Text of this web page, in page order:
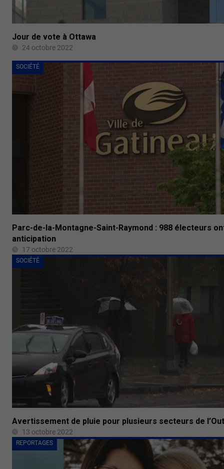
Jour de vote à Ottawa
24 octobre 2022
SOCIÉTÉ
Parc-de-la-Montagne-Saint-Raymond : 988 électeurs
anticipation
17 octobre 2022
SOCIÉTÉ
Avertissement de pluie pour plusieurs secteurs de
13 octobre 2022
REPORTAGES